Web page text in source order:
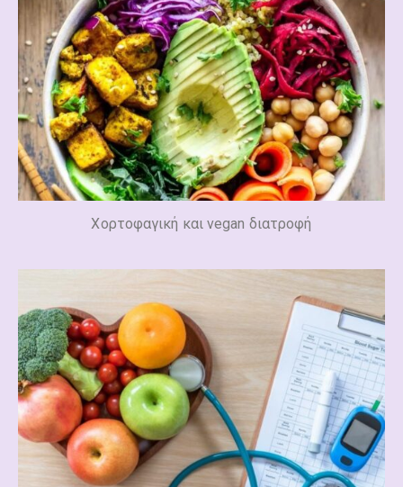
Χορτοφαγική και vegan διατροφή